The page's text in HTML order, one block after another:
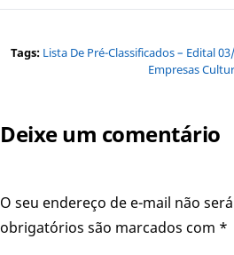
Tags: Lista De Pré-Classificados – Edital
Empresas
Deixe um comentário
O seu endereço de e-mail não
obrigatórios são marcados com *